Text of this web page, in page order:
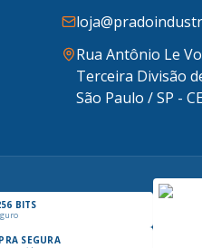
Rua Antônio Le
Terceira Divisão
São Paulo / SP -
BITS
SEGURA